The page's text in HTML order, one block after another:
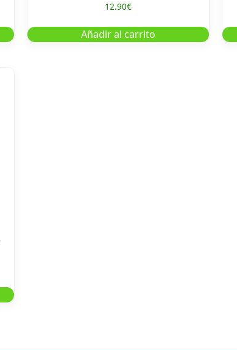
12.90€
Añadir al carrito